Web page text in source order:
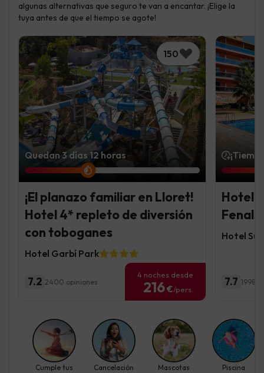
algunas alternativas que seguro te van a encantar. ¡Elige la
tuya antes de que el tiempo se agote!
150
Quedan 3 días 12 horas
¡El planazo familiar en Lloret!
Hotel 4* repleto de diversión
con toboganes
Hotel Garbí Park
7.2 2400 opiniones
4 noches desde
216€/pers.
Hotel
Hotel
7.7 1998
Cumple tus
Cancelación
Mascotas Piscina